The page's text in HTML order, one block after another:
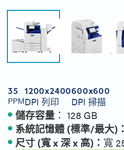
35
PPM
1200x2400
DPI 列印
600x600
DPI 掃描
儲存容量 ： 128 GB
系統記憶體 (標準/最大)：
尺寸 (寬 x 深 x 高)： 寬